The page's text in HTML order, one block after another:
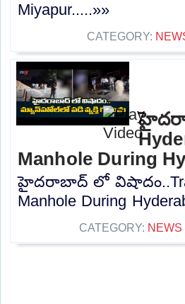
Miyapur.....»»
CATEGORY:
Manhole During
హైదరాబాద్ లో
Manhole During
CATEGORY: NEWS